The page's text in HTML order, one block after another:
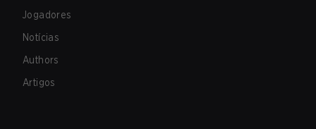
Jogadores
Notícias
Authors
Artigos